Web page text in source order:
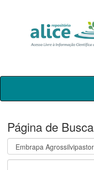
Skip
Página de Busca